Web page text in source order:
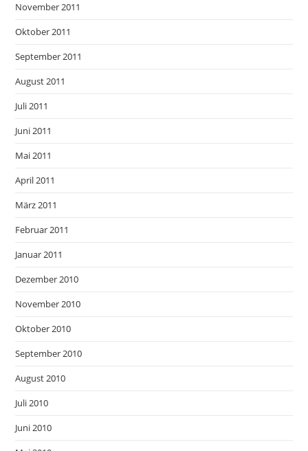
November 2011
Oktober 2011
September 2011
August 2011
Juli 2011
Juni 2011
Mai 2011
April 2011
März 2011
Februar 2011
Januar 2011
Dezember 2010
November 2010
Oktober 2010
September 2010
August 2010
Juli 2010
Juni 2010